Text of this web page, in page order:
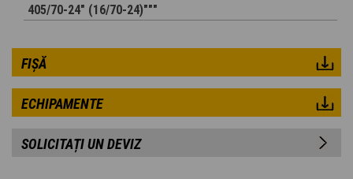
405/70-24" (16/70-24)"""
FIȘĂ
ECHIPAMENTE
SOLICITAȚI UN DEVIZ